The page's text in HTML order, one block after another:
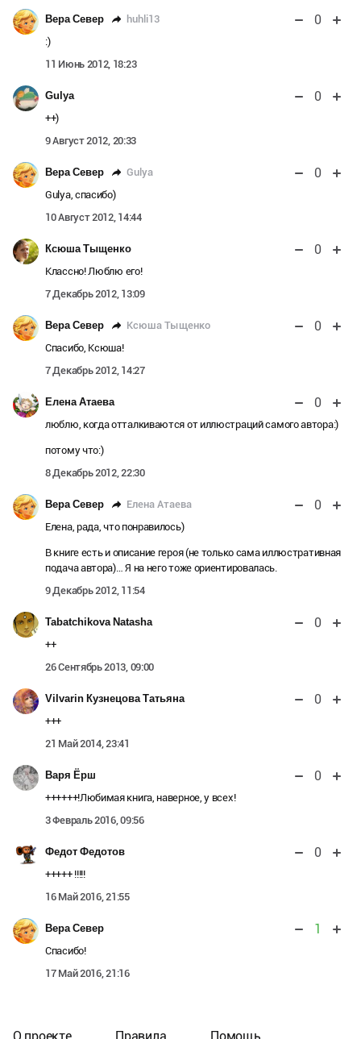
Вера Север huhli13 0
:)
11 Июнь 2012, 18:23
Gulya 0
++)
9 Август 2012, 20:33
Вера Север Gulya 0
Gulya, спасибо)
10 Август 2012, 14:44
Ксюша Тыщенко 0
Классно! Люблю его!
7 Декабрь 2012, 13:09
Вера Север Ксюша Тыщенко 0
Спасибо, Ксюша!
7 Декабрь 2012, 14:27
Елена Атаева 0
люблю, когда отталкиваются от иллюстраций самого автора:)
потому что:)
8 Декабрь 2012, 22:30
Вера Север Елена Атаева 0
Елена, рада, что понравилось)
В книге есть и описание героя (не только сама иллюстративная
подача автора)… Я на него тоже ориентировалась.
9 Декабрь 2012, 11:54
Tabatchikova Natasha 0
++
26 Сентябрь 2013, 09:00
Vilvarin Кузнецова Татьяна 0
+++
21 Май 2014, 23:41
Варя Ёрш 0
++++++!Любимая книга, наверное, у всех!
3 Февраль 2016, 09:56
Федот Федотов 0
+++++ !!!!!
16 Май 2016, 21:55
Вера Север 1
Спасибо!
17 Май 2016, 21:16